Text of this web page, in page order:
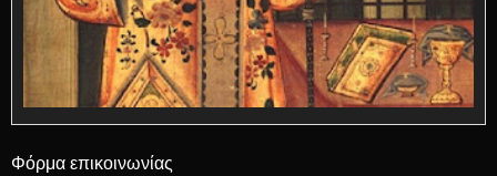
Φόρμα επικοινωνίας